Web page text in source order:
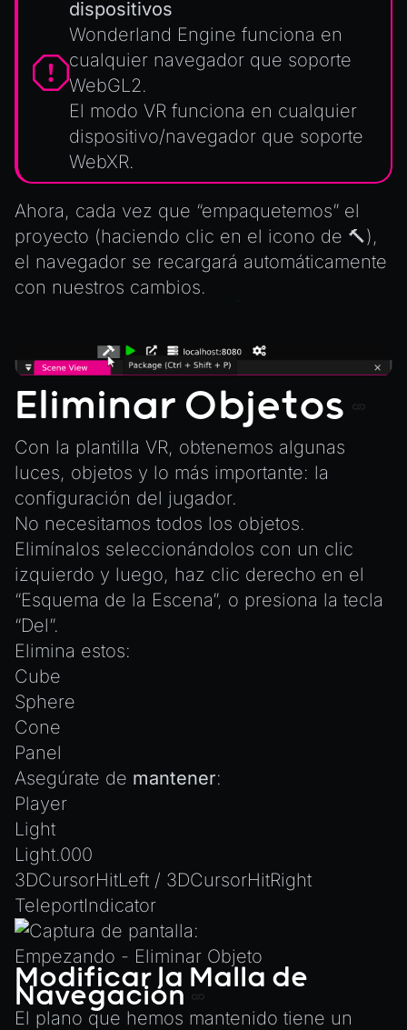
dispositivos
Wonderland Engine funciona en
cualquier navegador que soporte
WebGL2.
El modo VR funciona en cualquier
dispositivo/navegador que soporte
WebXR.
Ahora, cada vez que “empaquetemos” el
proyecto (haciendo clic en el icono de 🔨),
el navegador se recargará automáticamente
con nuestros cambios.
Eliminar Objetos
Con la plantilla VR, obtenemos algunas
luces, objetos y lo más importante: la
configuración del jugador.
No necesitamos todos los objetos.
Elimínalos seleccionándolos con un clic
izquierdo y luego, haz clic derecho en el
“Esquema de la Escena”, o presiona la tecla
“Del”.
Elimina estos:
Cube
Sphere
Cone
Panel
Asegúrate de mantener:
Player
Light
Light.000
3DCursorHitLeft / 3DCursorHitRight
TeleportIndicator
Modificar la Malla de
Navegación
El plano que hemos mantenido tiene un